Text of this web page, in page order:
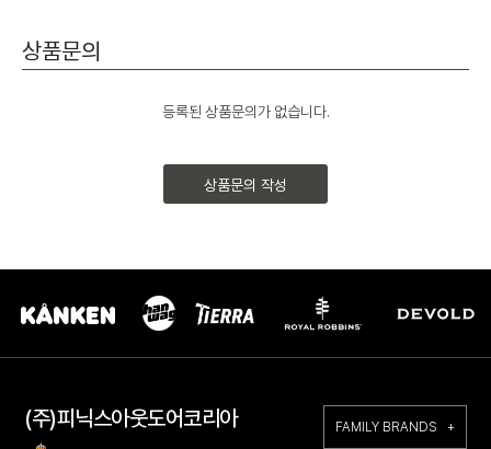
상품문의
등록된 상품문의가 없습니다.
상품문의 작성
(주)피닉스아웃도어코리아 FAMILY BRANDS +